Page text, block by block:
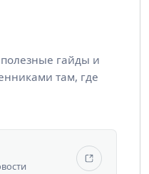
гайды и
там, где